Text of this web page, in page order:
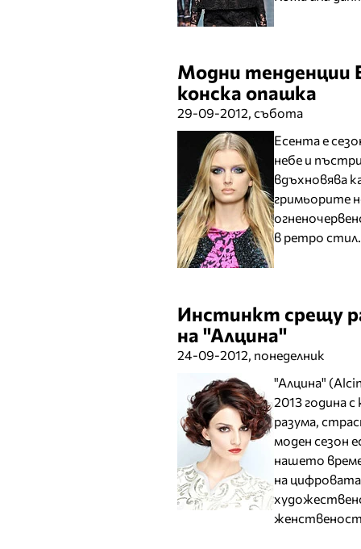
Модни тенденции
конска опашка
29-09-2012, събота
Есента е
небе и
вдъхновява
гримьорите
в ретро стил.
Инстинкт срещу
на "Алцина"
24-09-2012, понеделник
"Алцина"
2013 година
разума,
моден сезон
нашето
на